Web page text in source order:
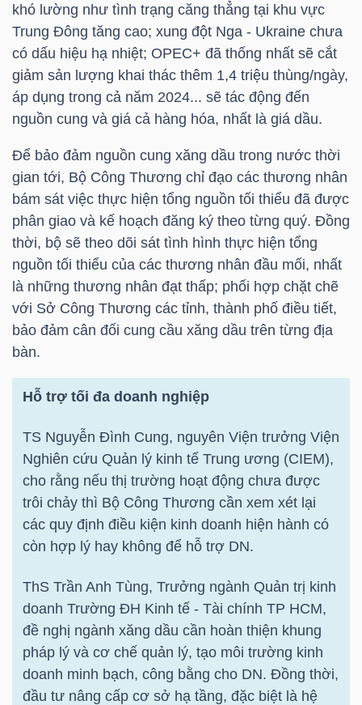
khó lường như tình trạng căng thẳng tại khu vực
Trung Đông tăng cao; xung đột Nga - Ukraine chưa
có dấu hiệu hạ nhiệt; OPEC+ đã thống nhất sẽ cắt
giảm sản lượng khai thác thêm 1,4 triệu thùng/ngày,
áp dụng trong cả năm 2024... sẽ tác động đến
nguồn cung và giá cả hàng hóa, nhất là giá dầu.
Để bảo đảm nguồn cung xăng dầu trong nước thời
gian tới, Bộ Công Thương chỉ đạo các thương nhân
bám sát việc thực hiện tổng nguồn tối thiểu đã được
phân giao và kế hoạch đăng ký theo từng quý. Đồng
thời, bộ sẽ theo dõi sát tình hình thực hiện tổng
nguồn tối thiểu của các thương nhân đầu mối, nhất
là những thương nhân đạt thấp; phối hợp chặt chẽ
với Sở Công Thương các tỉnh, thành phố điều tiết,
bảo đảm cân đối cung cầu xăng dầu trên từng địa
bàn.
Hỗ trợ tối đa doanh nghiệp
TS Nguyễn Đình Cung, nguyên Viện trưởng Viện
Nghiên cứu Quản lý kinh tế Trung ương (CIEM),
cho rằng nếu thị trường hoạt động chưa được
trôi chảy thì Bộ Công Thương cần xem xét lại
các quy định điều kiện kinh doanh hiện hành có
còn hợp lý hay không để hỗ trợ DN.
ThS Trần Anh Tùng, Trưởng ngành Quản trị kinh
doanh Trường ĐH Kinh tế - Tài chính TP HCM,
đề nghị ngành xăng dầu cần hoàn thiện khung
pháp lý và cơ chế quản lý, tạo môi trường kinh
doanh minh bạch, công bằng cho DN. Đồng thời,
đầu tư nâng cấp cơ sở hạ tầng, đặc biệt là hệ
Ngành
(-)
VS-
SECTOR
NĂNG
LƯỢNG
NGUYÊN
VẬT
LIỆU
CÔNG
NGHIỆP
TIÊU
DÙNG
KHÔNG
THIẾT